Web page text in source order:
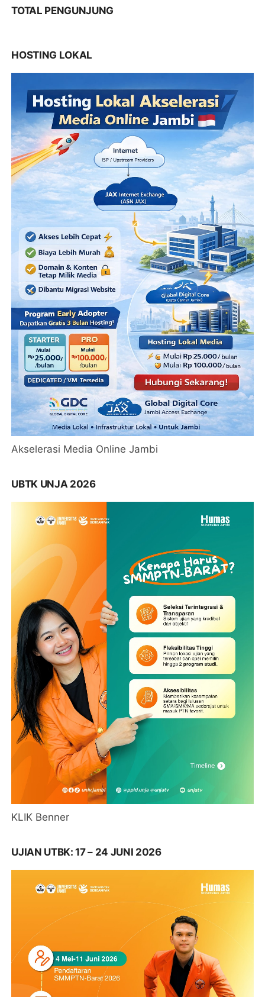
TOTAL PENGUNJUNG
HOSTING LOKAL
Akselerasi Media Online Jambi
UBTK UNJA 2026
KLIK Benner
UJIAN UTBK: 17 – 24 JUNI 2026